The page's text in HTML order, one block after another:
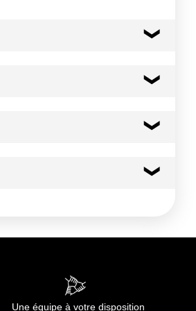
Une équipe à votre disposition